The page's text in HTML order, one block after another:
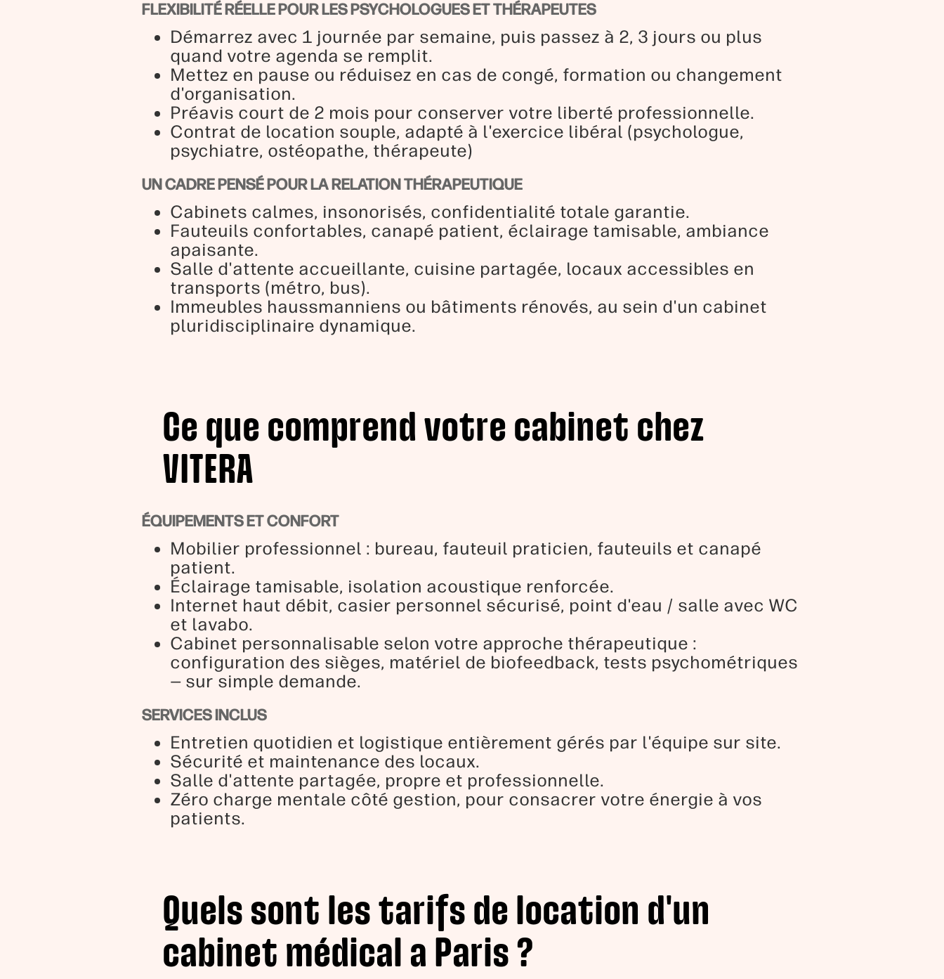
FLEXIBILITÉ RÉELLE POUR LES PSYCHOLOGUES ET THÉRAPEUTES
Démarrez avec 1 journée par semaine, puis passez à 2, 3 jours ou plus
quand votre agenda se remplit.
Mettez en pause ou réduisez en cas de congé, formation ou changement
d'organisation.
Préavis court de 2 mois pour conserver votre liberté professionnelle.
Contrat de location souple, adapté à l'exercice libéral (psychologue,
psychiatre, ostéopathe, thérapeute)
UN CADRE PENSÉ POUR LA RELATION THÉRAPEUTIQUE
Cabinets calmes, insonorisés, confidentialité totale garantie.
Fauteuils confortables, canapé patient, éclairage tamisable, ambiance
apaisante.
Salle d'attente accueillante, cuisine partagée, locaux accessibles en
transports (métro, bus).
Immeubles haussmanniens ou bâtiments rénovés, au sein d'un cabinet
pluridisciplinaire dynamique.
Ce que comprend votre cabinet chez
VITERA
ÉQUIPEMENTS ET CONFORT
Mobilier professionnel : bureau, fauteuil praticien, fauteuils et canapé
patient.
Éclairage tamisable, isolation acoustique renforcée.
Internet haut débit, casier personnel sécurisé, point d'eau / salle avec WC
et lavabo.
Cabinet personnalisable selon votre approche thérapeutique :
configuration des sièges, matériel de biofeedback, tests psychométriques
— sur simple demande.
SERVICES INCLUS
Entretien quotidien et logistique entièrement gérés par l'équipe sur site.
Sécurité et maintenance des locaux.
Salle d'attente partagée, propre et professionnelle.
Zéro charge mentale côté gestion, pour consacrer votre énergie à vos
patients.
Quels sont les tarifs de location d'un
cabinet médical a Paris ?